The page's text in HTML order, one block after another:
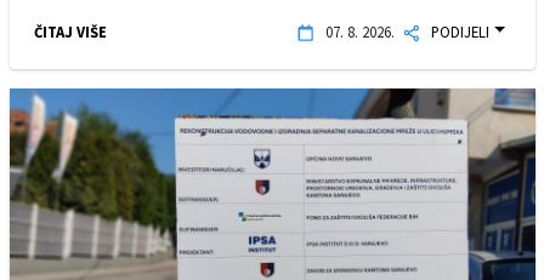
ČITAJ VIŠE 07. 8. 2026. PODIJELI